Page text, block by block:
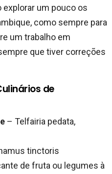
um pouco os
como sempre para
um trabalho em
que tiver correções
de
– Telfairia pedata,
tinctoris
de fruta ou legumes à